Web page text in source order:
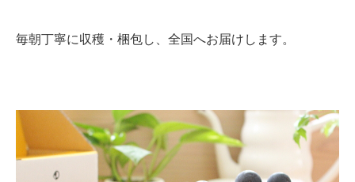
毎朝丁寧に収穫・梱包し、全国へお届けします。